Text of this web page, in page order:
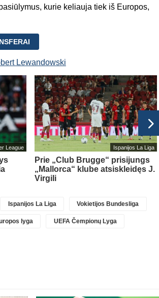
kurie keliauja tiek iš Europos,
Lewandowski
League Ispanijos La Liga
Prie „Club Brugge“ prisijungs
„Mallorca“ klube atsiskleidęs J.
Virgili
Ispanijos La Liga Vokietijos Bundesliga
lyga UEFA Čempionų Lyga